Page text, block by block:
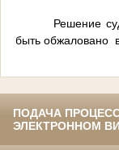
Решение
быть обжаловано
ПОДАЧА
ЭЛЕКТРОННОМ